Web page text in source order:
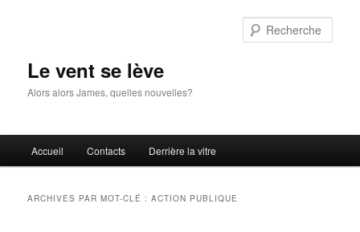
Le vent se lève
Alors alors James, quelles nouvelles?
principal
Accueil Contacts Derrière la vitre
ARCHIVES PAR MOT-CLÉ :ACTION PUBLIQUE